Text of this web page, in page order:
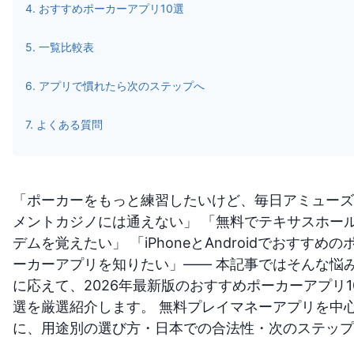
4. おすすめポーカーアプリ10選
5. 一覧比較表
6. アプリで慣れたら次のステップへ
7. よくある質問
「ポーカーをもっと練習したいけど、毎日アミューズ
メントカジノには通えない」 「無料でテキサスホー
デムを覚えたい」 「iPhoneとAndroidでおすすめの
ーカーアプリを知りたい」—— 本記事ではそんな悩
に応えて、2026年最新版のおすすめポーカーアプリ
選を厳選紹介します。 無料プレイマネーアプリを中
に、用途別の選び方・日本での合法性・次のステップ